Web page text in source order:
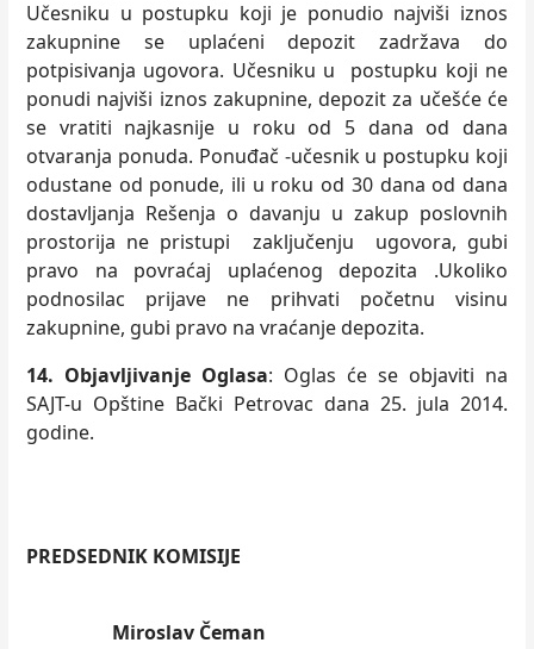
Učesniku u postupku koji je ponudio najviši iznos
zakupnine se uplaćeni depozit zadržava do
potpisivanja ugovora. Učesniku u postupku koji ne
ponudi najviši iznos zakupnine, depozit za učešće će
se vratiti najkasnije u roku od 5 dana od dana
otvaranja ponuda. Ponuđač -učesnik u postupku koji
odustane od ponude, ili u roku od 30 dana od dana
dostavljanja Rešenja o davanju u zakup poslovnih
prostorija ne pristupi zaključenju ugovora, gubi
pravo na povraćaj uplaćenog depozita .Ukoliko
podnosilac prijave ne prihvati početnu visinu
zakupnine, gubi pravo na vraćanje depozita.
14. Objavljivanje Oglasa: Oglas će se objaviti na
SAJT-u Opštine Bački Petrovac dana 25. jula 2014.
godine.
PREDSEDNIK KOMISIJE
Miroslav Čeman